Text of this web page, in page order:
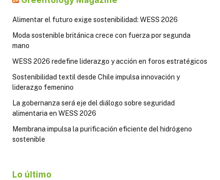
Alimentar el futuro exige sostenibilidad: WESS 2026
Moda sostenible británica crece con fuerza por segunda
mano
WESS 2026 redefine liderazgo y acción en foros estratégicos
Sostenibilidad textil desde Chile impulsa innovación y
liderazgo femenino
La gobernanza será eje del diálogo sobre seguridad
alimentaria en WESS 2026
Membrana impulsa la purificación eficiente del hidrógeno
sostenible
Lo último